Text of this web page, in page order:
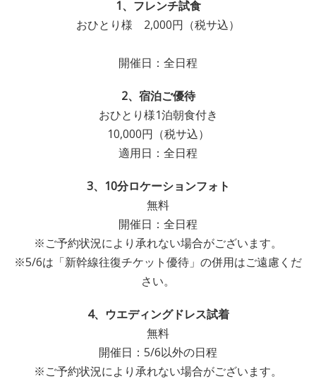
1、フレンチ試食
おひとり様 2,000円（税サ込）
開催日：全日程
2、宿泊ご優待
おひとり様1泊朝食付き
10,000円（税サ込）
適用日：全日程
3、10分ロケーションフォト
無料
開催日：全日程
※ご予約状況により承れない場合がございます。
※5/6は「新幹線往復チケット優待」の併用はご遠慮くだ
さい。
4、ウエディングドレス試着
無料
開催日：5/6以外の日程
※ご予約状況により承れない場合がございます。